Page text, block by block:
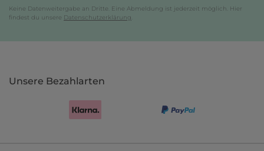
Keine Datenweitergabe an Dritte. Eine Abmeldung ist jederzeit möglich. Hier
findest du unsere Datenschutzerklärung
Unsere Bezahlarten